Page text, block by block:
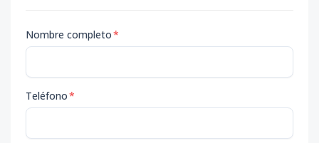
Nombre completo*
Teléfono*